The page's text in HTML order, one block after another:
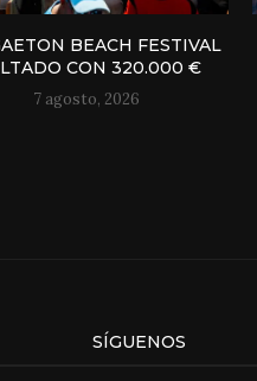
BEACH FESTIVAL
CON 320.000 €
7 agosto, 2026
SÍGUENOS